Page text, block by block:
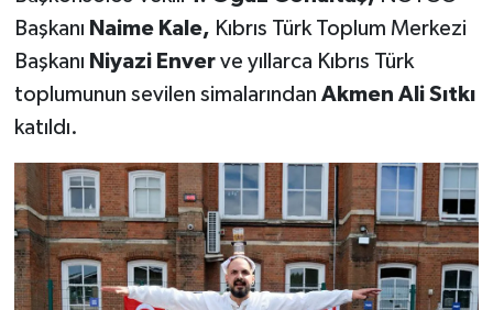
Başkanı Naime Kale, Kıbrıs Türk Toplum Merkezi
Başkanı Niyazi Enver ve yıllarca Kıbrıs Türk
toplumunun sevilen simalarından Akmen Ali Sıtkı
katıldı.